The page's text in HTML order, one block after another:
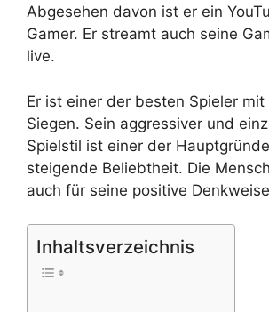
Abgesehen davon ist er ein
Gamer. Er streamt auch seine
live.
Er ist einer der besten Spieler mit
Siegen. Sein aggressiver und
Spielstil ist einer der
steigende Beliebtheit. Die
auch für seine positive
Inhaltsverzeichnis